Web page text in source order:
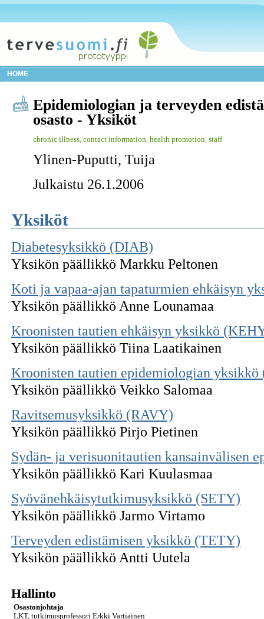
HOME
Epidemiologian ja terveyden
osasto - Yksiköt
chronic illness contact information health promotion staff
Ylinen-Puputti, Tuija
Julkaistu 26.1.2006
Yksiköt
Diabetesyksikkö (DIAB)
Yksikön päällikkö Markku Peltonen
Koti ja vapaa-ajan tapaturmien ehkäisyn
Yksikön päällikkö Anne Lounamaa
Kroonisten tautien ehkäisyn yksikkö
Yksikön päällikkö Tiina Laatikainen
Kroonisten tautien epidemiologian
Yksikön päällikkö Veikko Salomaa
Ravitsemusyksikkö (RAVY)
Yksikön päällikkö Pirjo Pietinen
Sydän- ja verisuonitautien kansainvälisen
Yksikön päällikkö Kari Kuulasmaa
Syövänehkäisytutkimusyksikkö (SETY)
Yksikön päällikkö Jarmo Virtamo
Terveyden edistämisen yksikkö (TETY)
Yksikön päällikkö Antti Uutela
Hallinto
Osastonjohtaja
LKT, tutkimusprofessori Erkki Vartiainen